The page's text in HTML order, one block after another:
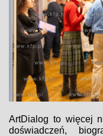
ArtDialog to więcej
doświadczeń,